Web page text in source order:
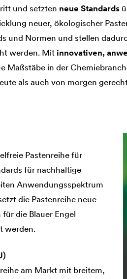
und setzten neue Standards
neuer, ökologischer
und Normen und stellen
werden. Mit innovativen,
Maßstäbe in der
als auch von morgen
Pastenreihe für
für nachhaltige
Anwendungsspektrum
die Pastenreihe neue
die Blauer Engel
werden.
am Markt mit breitem,